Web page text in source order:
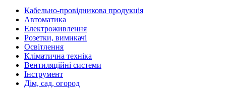
Кабельно-провідникова продукція
Автоматика
Електроживлення
Розетки, вимикачі
Освітлення
Кліматична техніка
Вентиляційні системи
Інструмент
Дім, сад, огород